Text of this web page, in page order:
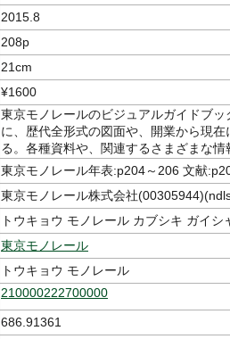
2015.8
208p
21cm
¥1600
東京モノレールのビジュアルガイドブ
に、歴代全形式の図面や、開業から現
る。各種資料や、関連するさまざまな情
東京モノレール年表:p204～206 文献
東京モノレール株式会社
トウキョウ モノレール カブシキ ガイ
東京モノレール
トウキョウ モノレール
210000222700000
686.91361